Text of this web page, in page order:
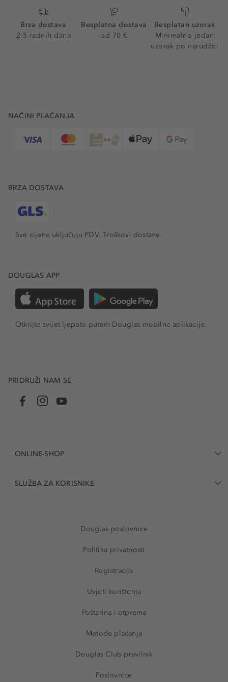
Brza dostava
2-5 radnih dana
Besplatna dostava
od 70 €
Besplatan uzorak
Minimalno jedan
uzorak po narudžbi
NAČINI PLAĆANJA
BRZA DOSTAVA
Sve cijene uključuju PDV.Troškovi dostave.
DOUGLAS APP
Otkrijte svijet ljepote putem Douglas mobilne aplikacije.
PRIDRUŽI NAM SE
ONLINE-SHOP
SLUŽBA ZA KORISNIKE
Douglas poslovnice
Politika privatnosti
Registracija
Uvjeti korištenja
Poštarina i otprema
Metode plaćanja
Douglas Club pravilnik
Poslovnice